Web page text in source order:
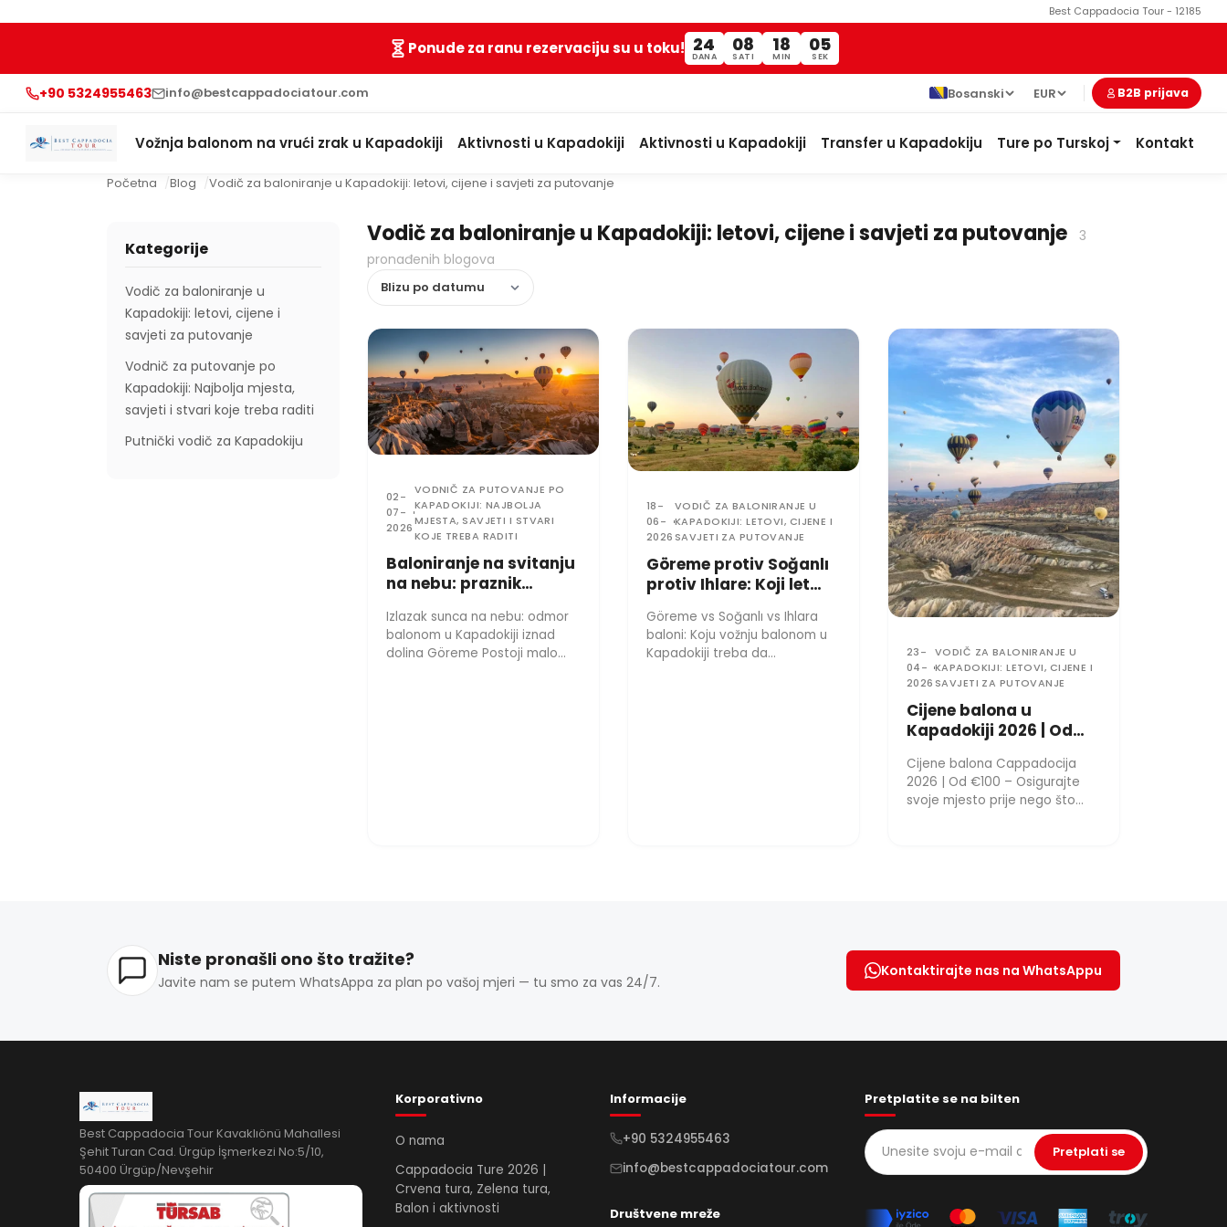
Best Cappadocia Tour - 12185
Ponude za ranu rezervaciju su u toku! 24
DANA
08
SATI
18
MIN
04
SEK
+90 5324955463 info@bestcappadociatour.com Bosanski EUR B2B prijava
Vožnja balonom na vrući zrak u Kapadokiji Aktivnosti u Kapadokiji Aktivnosti u Kapadokiji Transfer u Kapadokiju Ture po Turskoj Kontakt
Početna Blog Vodič za baloniranje u Kapadokiji: letovi, cijene i savjeti za putovanje
Kategorije
Vodič za baloniranje u
Kapadokiji: letovi, cijene i
savjeti za putovanje
Vodnič za putovanje po
Kapadokiji: Najbolja mjesta,
savjeti i stvari koje treba raditi
Putnički vodič za Kapadokiju
Vodič za baloniranje u Kapadokiji: letovi, cijene i savjeti za putovanje
3
pronađenih blogova
02-
07-
2026
VODNIČ ZA PUTOVANJE PO
KAPADOKIJI: NAJBOLJA
MJESTA, SAVJETI I STVARI
KOJE TREBA RADITI
Baloniranje na svitanju
na nebu: praznik
Göreme u Kapadokiji
Izlazak sunca na nebu: odmor
balonom u Kapadokiji iznad
dolina Göreme Postoji malo
18-
06-
2026
VODIČ ZA BALONIRANJE U
KAPADOKIJI: LETOVI, CIJENE I
SAVJETI ZA PUTOVANJE
Göreme protiv Soğanlı
protiv Ihlare: Koji let
biste trebali odabrati?
Göreme vs Soğanlı vs Ihlara
baloni: Koju vožnju balonom u
Kapadokiji treba da
23-
04-
2026
VODIČ ZA BALONIRANJE U
KAPADOKIJI: LETOVI, CIJENE I
SAVJETI ZA PUTOVANJE
Cijene balona u
Kapadokiji 2026 | Od
mjesto prije nego što
letovi budu rasprodani
Cijene balona Cappadocija
2026 | Od €100 – Osigurajte
svoje mjesto prije nego što
Niste pronašli ono što tražite?
Javite nam se putem WhatsAppa za plan po vašoj mjeri — tu smo za vas 24/7.
Kontaktirajte nas na WhatsAppu
Best Cappadocia Tour Kavaklıönü Mahallesi
Şehit Turan Cad. Ürgüp İşmerkezi No:5/10,
50400 Ürgüp/Nevşehir
Korporativno
O nama
Cappadocia Ture 2026 |
Crvena tura, Zelena tura,
Balon i aktivnosti
Informacije
+90 5324955463
info@bestcappadociatour.com
Društvene mreže
Pretplatite se na bilten
Pretplati se